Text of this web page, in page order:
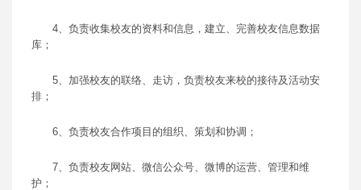
4、负责收集校友的资料和信息，建立、完善校友信息数据
库；
5、加强校友的联络、走访，负责校友来校的接待及活动安
排；
6、负责校友合作项目的组织、策划和协调；
7、负责校友网站、微信公众号、微博的运营、管理和维
护；